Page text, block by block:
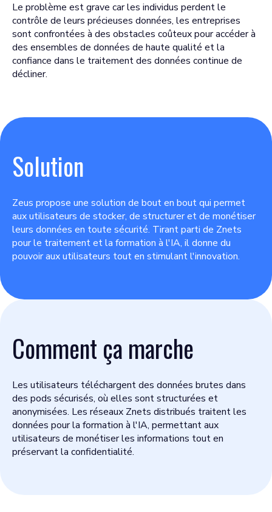
Le problème est grave car les individus perdent le
contrôle de leurs précieuses données, les entreprises
sont confrontées à des obstacles coûteux pour accéder à
des ensembles de données de haute qualité et la
confiance dans le traitement des données continue de
décliner.
Solution
Zeus propose une solution de bout en bout qui permet
aux utilisateurs de stocker, de structurer et de monétiser
leurs données en toute sécurité. Tirant parti de Znets
pour le traitement et la formation à l'IA, il donne du
pouvoir aux utilisateurs tout en stimulant l'innovation.
Comment ça marche
Les utilisateurs téléchargent des données brutes dans
des pods sécurisés, où elles sont structurées et
anonymisées. Les réseaux Znets distribués traitent les
données pour la formation à l'IA, permettant aux
utilisateurs de monétiser les informations tout en
préservant la confidentialité.